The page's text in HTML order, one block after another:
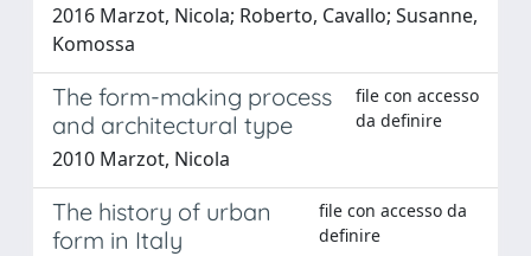
2016 Marzot, Nicola; Roberto, Cavallo; Susanne,
Komossa
The form-making process
and architectural type
file con accesso
da definire
2010 Marzot, Nicola
The history of urban
form in Italy
file con accesso da
definire